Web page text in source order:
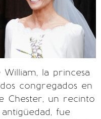
la princesa
congregados en
Chester, un recinto
fue